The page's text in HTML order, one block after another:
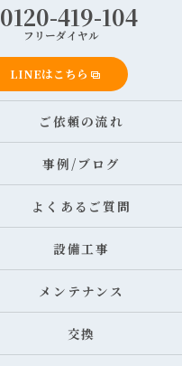
0120-419-104
フリーダイヤル
LINEはこちら
ご依頼の流れ
事例/ブログ
よくあるご質問
設備工事
メンテナンス
交換